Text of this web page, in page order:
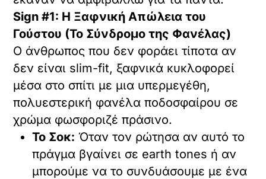
Sign #1: Η Ξαφνική Απώλεια του
Γούστου (Το Σύνδρομο της Φανέλας)
Ο άνθρωπος που δεν φοράει τίποτα αν
δεν είναι slim-fit, ξαφνικά κυκλοφορεί
μέσα στο σπίτι με μια υπερμεγέθη,
πολυεστερική φανέλα ποδοσφαίρου σε
χρώμα φωσφοριζέ πράσινο.
Το Σοκ: Όταν τον ρώτησα αν αυτό το
πράγμα βγαίνει σε earth tones ή αν
μπορούμε να το συνδυάσουμε με ένα